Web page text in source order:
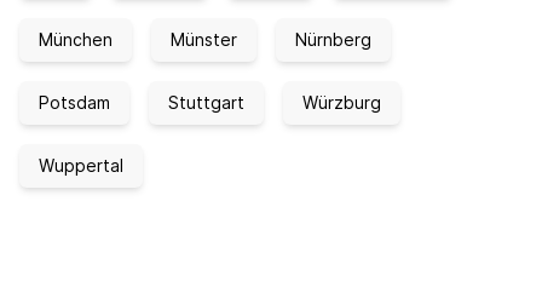
München Münster Nürnberg
Potsdam Stuttgart Würzburg
Wuppertal